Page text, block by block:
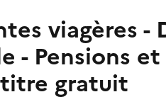
viagères
- Pensions
titre gratuit